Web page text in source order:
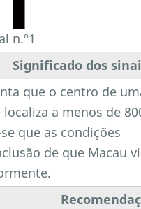
n.º1
Significado dos
que o centro de
a menos de
que as condições
de que Macau